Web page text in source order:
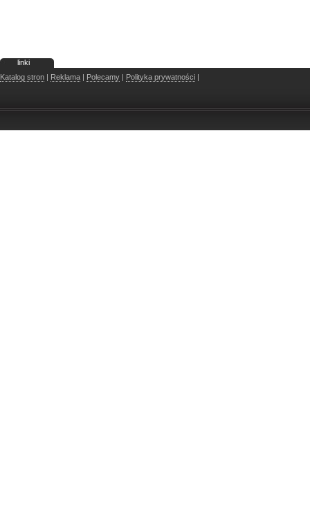
linki
Katalog stron | Reklama | Polecamy | Polityka prywatności |